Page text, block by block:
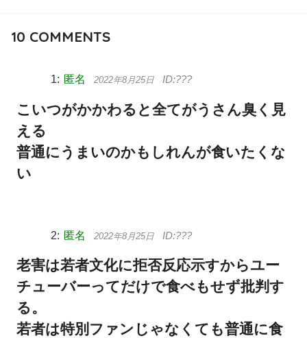
10 COMMENTS
匿名 2022年8月25日
こいつがかかわると全てがうさん臭く見
える
普通にうまいのかもしれんが食いたくな
い
匿名 2022年8月25日
老害は若者文化に拒否反応示すからユー
チューバーってだけで食べもせず批判す
る。
若者は特別ファンじゃなくても普通に食